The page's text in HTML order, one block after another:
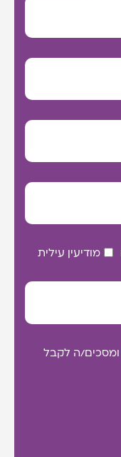
מודיעין עילית
ומסכים/ה לקבל